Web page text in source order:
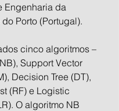
Engenharia da
Porto (Portugal).
cinco algoritmos –
Support Vector
Decision Tree (DT),
(RF) e Logistic
O algoritmo NB